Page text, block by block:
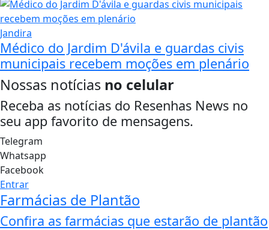
Jandira
Médico do Jardim D'ávila e guardas civis
municipais recebem moções em plenário
Nossas notícias no celular
Receba as notícias do Resenhas News no
seu app favorito de mensagens.
Telegram
Whatsapp
Facebook
Entrar
Farmácias de Plantão
Confira as farmácias que estarão de plantão